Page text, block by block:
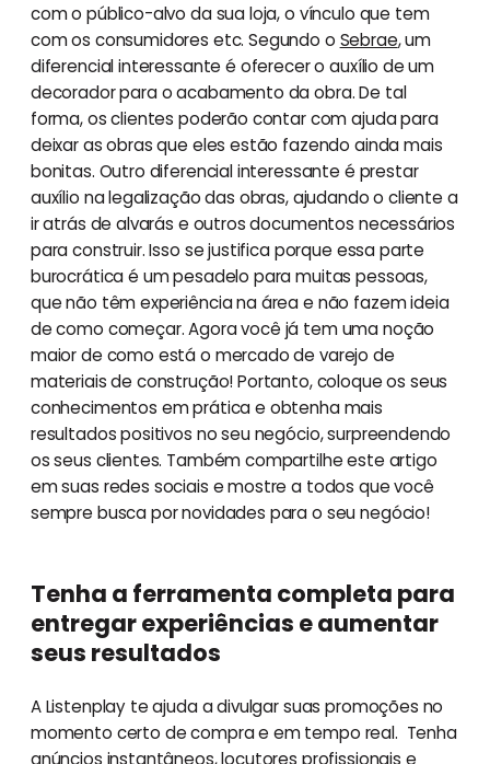
com o público-alvo da sua loja, o vínculo que tem
com os consumidores etc. Segundo o Sebrae, um
diferencial interessante é oferecer o auxílio de um
decorador para o acabamento da obra. De tal
forma, os clientes poderão contar com ajuda para
deixar as obras que eles estão fazendo ainda mais
bonitas. Outro diferencial interessante é prestar
auxílio na legalização das obras, ajudando o cliente a
ir atrás de alvarás e outros documentos necessários
para construir. Isso se justifica porque essa parte
burocrática é um pesadelo para muitas pessoas,
que não têm experiência na área e não fazem ideia
de como começar. Agora você já tem uma noção
maior de como está o mercado de varejo de
materiais de construção! Portanto, coloque os seus
conhecimentos em prática e obtenha mais
resultados positivos no seu negócio, surpreendendo
os seus clientes. Também compartilhe este artigo
em suas redes sociais e mostre a todos que você
sempre busca por novidades para o seu negócio!
Tenha a ferramenta completa para
entregar experiências e aumentar
seus resultados
A Listenplay te ajuda a divulgar suas promoções no
momento certo de compra e em tempo real. Tenha
anúncios instantâneos, locutores profissionais e